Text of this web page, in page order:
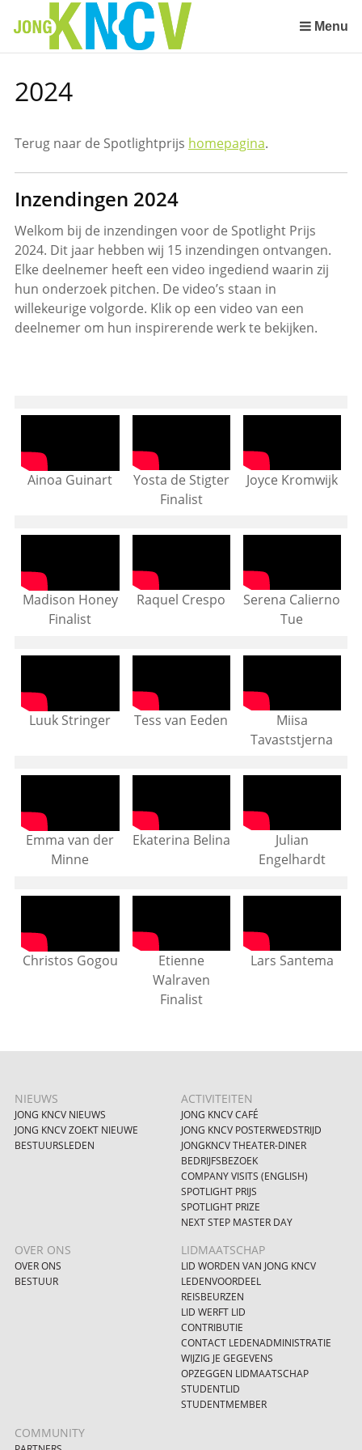
links
naar
de
Spring
menu
Menu
2024
Terug naar de Spotlightprijs homepagina.
Inzendingen 2024
Welkom bij de inzendingen voor de Spotlight Prijs
2024. Dit jaar hebben wij 15 inzendingen ontvangen.
Elke deelnemer heeft een video ingediend waarin zij
hun onderzoek pitchen. De video’s staan in
willekeurige volgorde. Klik op een video van een
deelnemer om hun inspirerende werk te bekijken.
Ainoa Guinart
Yosta de Stigter
Finalist
Joyce Kromwijk
Madison Honey
Finalist
Raquel Crespo
Serena Calierno
Tue
Luuk Stringer Tess van Eeden
Miisa
Tavaststjerna
Emma van der
Minne
Ekaterina Belina
Julian
Engelhardt
Christos Gogou
Etienne
Walraven
Finalist
Lars Santema
NIEUWS
JONG KNCV NIEUWS
JONG KNCV ZOEKT NIEUWE
BESTUURSLEDEN
ACTIVITEITEN
JONG KNCV CAFÉ
JONG KNCV POSTERWEDSTRIJD
JONGKNCV THEATER-DINER
BEDRIJFSBEZOEK
COMPANY VISITS (ENGLISH)
SPOTLIGHT PRIJS
SPOTLIGHT PRIZE
NEXT STEP MASTER DAY
OVER ONS
OVER ONS
BESTUUR
LIDMAATSCHAP
LID WORDEN VAN JONG KNCV
LEDENVOORDEEL
REISBEURZEN
LID WERFT LID
CONTRIBUTIE
CONTACT LEDENADMINISTRATIE
WIJZIG JE GEGEVENS
OPZEGGEN LIDMAATSCHAP
STUDENTLID
STUDENTMEMBER
COMMUNITY